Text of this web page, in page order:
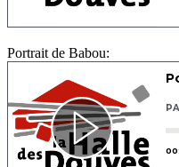
Portrait de Babou: